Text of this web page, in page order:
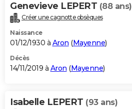
Genevieve LEPERT (88 ans)
Créer une cagnotte obsèques
Naissance
01/12/1930 à Aron (Mayenne)
Décès
14/11/2019 à Aron (Mayenne)
Isabelle LEPERT (93 ans)